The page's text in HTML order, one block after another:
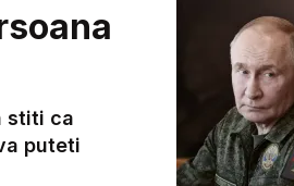
stiti ca
puteti